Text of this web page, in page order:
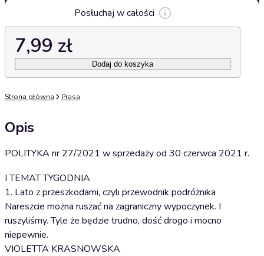
Posłuchaj w całości
7,99 zł
Dodaj do koszyka
Strona główna Prasa
Opis
POLITYKA nr 27/2021 w sprzedaży od 30 czerwca 2021 r.
I TEMAT TYGODNIA
1. Lato z przeszkodami, czyli przewodnik podróżnika
Nareszcie można ruszać na zagraniczny wypoczynek. I
ruszyliśmy. Tyle że będzie trudno, dość drogo i mocno
niepewnie.
VIOLETTA KRASNOWSKA